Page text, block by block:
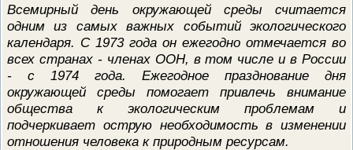
Всемирный день окружающей среды считается
одним из самых важных событий экологического
календаря. С 1973 года он ежегодно отмечается во
всех странах - членах ООН, в том числе и в России
- с 1974 года. Ежегодное празднование дня
окружающей среды помогает привлечь внимание
общества к экологическим проблемам и
подчеркивает острую необходимость в изменении
отношения человека к природным ресурсам.